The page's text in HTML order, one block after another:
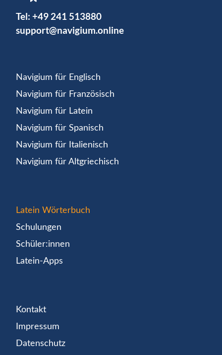
Tel: +49 241 513880
support@navigium.online
Navigium für Englisch
Navigium für Französisch
Navigium für Latein
Navigium für Spanisch
Navigium für Italienisch
Navigium für Altgriechisch
Latein Wörterbuch
Schulungen
Schüler:innen
Latein-Apps
Kontakt
Impressum
Datenschutz